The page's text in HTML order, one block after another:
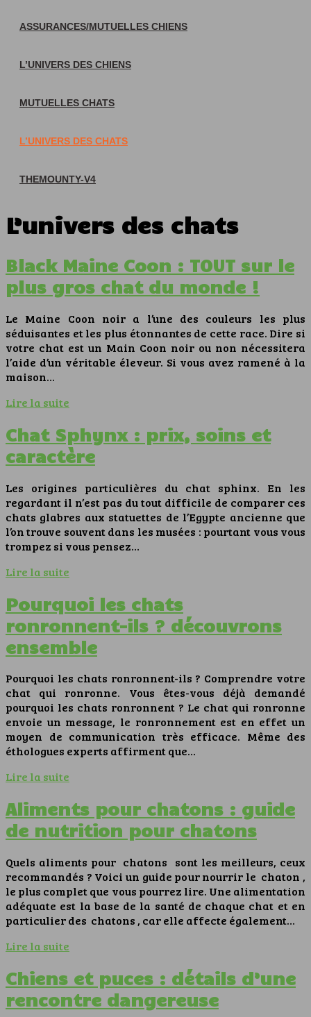
ASSURANCES/MUTUELLES CHIENS
L’UNIVERS DES CHIENS
MUTUELLES CHATS
L’UNIVERS DES CHATS
THEMOUNTY-V4
L’univers des chats
Black Maine Coon : TOUT sur le
plus gros chat du monde !
Le Maine Coon noir a l’une des couleurs les plus
séduisantes et les plus étonnantes de cette race. Dire si
votre chat est un Main Coon noir ou non nécessitera
l’aide d’un véritable éleveur. Si vous avez ramené à la
maison…
Lire la suite
Chat Sphynx : prix, soins et
caractère
Les origines particulières du chat sphinx. En les
regardant il n’est pas du tout difficile de comparer ces
chats glabres aux statuettes de l’Egypte ancienne que
l’on trouve souvent dans les musées : pourtant vous vous
trompez si vous pensez…
Lire la suite
Pourquoi les chats
ronronnent-ils ? découvrons
ensemble
Pourquoi les chats ronronnent-ils ? Comprendre votre
chat qui ronronne. Vous êtes-vous déjà demandé
pourquoi les chats ronronnent ? Le chat qui ronronne
envoie un message, le ronronnement est en effet un
moyen de communication très efficace. Même des
éthologues experts affirment que…
Lire la suite
Aliments pour chatons : guide
de nutrition pour chatons
Quels aliments pour chatons sont les meilleurs, ceux
recommandés ? Voici un guide pour nourrir le chaton ,
le plus complet que vous pourrez lire. Une alimentation
adéquate est la base de la santé de chaque chat et en
particulier des chatons , car elle affecte également…
Lire la suite
Chiens et puces : détails d’une
rencontre dangereuse